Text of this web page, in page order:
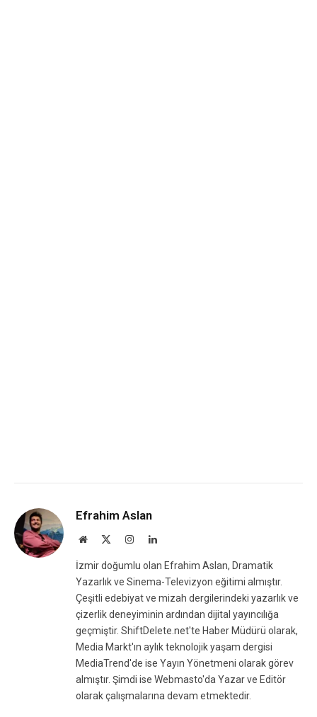
Efrahim Aslan
Website InstagramLinkedIn
İzmir doğumlu olan Efrahim Aslan, Dramatik
Yazarlık ve Sinema-Televizyon eğitimi almıştır.
Çeşitli edebiyat ve mizah dergilerindeki yazarlık ve
çizerlik deneyiminin ardından dijital yayıncılığa
geçmiştir. ShiftDelete.net'te Haber Müdürü olarak,
Media Markt'ın aylık teknolojik yaşam dergisi
MediaTrend'de ise Yayın Yönetmeni olarak görev
almıştır. Şimdi ise Webmasto'da Yazar ve Editör
olarak çalışmalarına devam etmektedir.